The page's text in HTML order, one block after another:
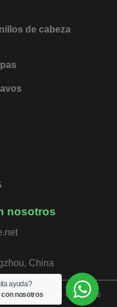
de cabeza
nosotros
China
| Todos los derechos
ayuda?
con nosotros